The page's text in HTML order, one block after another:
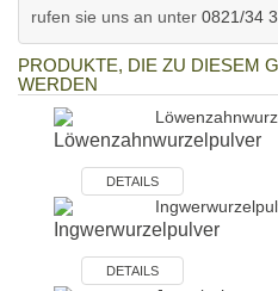
rufen sie uns an unter 0821/34
PRODUKTE, DIE ZU DIESEM
WERDEN
DETAILS
DETAILS